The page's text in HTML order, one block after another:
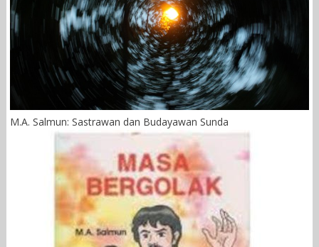
M.A. Salmun: Sastrawan dan Budayawan Sunda